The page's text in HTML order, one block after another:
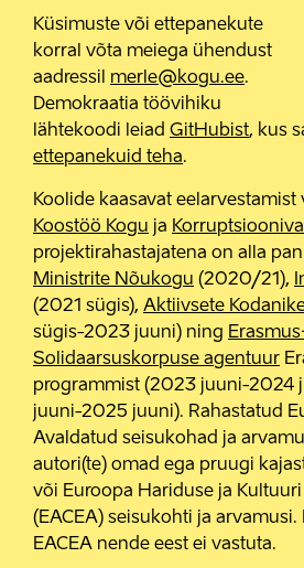
Küsimuste või ettepanekute
korral võta meiega ühendust
aadressil merle@kogu.ee.
Demokraatia töövihiku
lähtekoodi leiad GitHubist, kus
ettepanekuid teha.
Koolide kaasavat eelarvestamist
Koostöö Kogu ja
projektirahastajatena on alla
Ministrite Nõukogu (2020/21),
(2021 sügis), Aktiivsete
sügis-2023 juuni) ning
Solidaarsuskorpuse agentuur
programmist (2023 juuni-2024
juuni-2025 juuni). Rahastatud
Avaldatud seisukohad ja
autori(te) omad ega pruugi
või Euroopa Hariduse ja
(EACEA) seisukohti ja arvamusi.
EACEA nende eest ei vastuta.